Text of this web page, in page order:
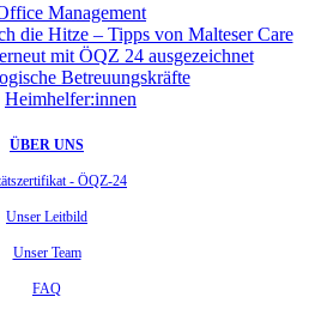
Management
die Hitze – Tipps von Malteser Care
mit ÖQZ 24 ausgezeichnet
Betreuungskräfte
Heimhelfer:innen
ÜBER UNS
- ÖQZ-24
Unser Leitbild
Unser Team
FAQ